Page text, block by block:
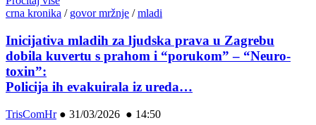
crna kronika / govor mržnje /mladi
Inicijativa mladih za ljudska prava u Zagrebu
dobila kuvertu s prahom i “porukom” – “Neuro-
toxin”:
Policija ih evakuirala iz ureda…
TrisComHr● 31/03/2026 ● 14:50